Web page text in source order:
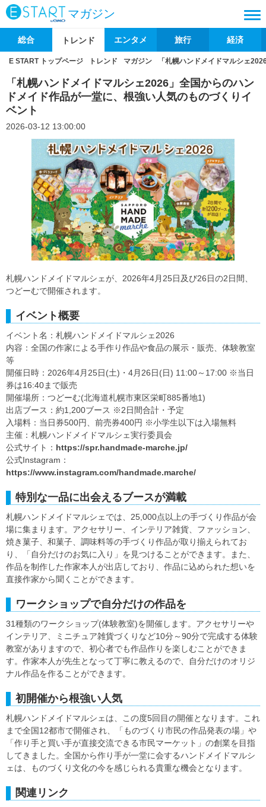
マガジン
総合 トレンド エンタメ 旅行 経済
E START トップページ トレンド マガジン 「札幌ハンドメイドマルシェ
「札幌ハンドメイドマルシェ2026」全国からのハン
ドメイド作品が一堂に、根強い人気のものづくりイ
ベント
2026-03-12 13:00:00
札幌ハンドメイドマルシェが、2026年4月25日及び26日の2日間、
つどーむで開催されます。
イベント概要
イベント名：札幌ハンドメイドマルシェ2026
内容：全国の作家による手作り作品や食品の展示・販売、体験教室
等
開催日時：2026年4月25日(土)・4月26日(日) 11:00～17:00 ※当日
券は16:40まで販売
開催場所：つどーむ(北海道札幌市東区栄町885番地1)
出店ブース：約1,200ブース ※2日間合計・予定
入場料：当日券500円、前売券400円 ※小学生以下は入場無料
主催：札幌ハンドメイドマルシェ実行委員会
公式サイト： https://spr.handmade-marche.jp/
公式Instagram：
https://www.instagram.com/handmade.marche/
特別な一品に出会えるブースが満載
札幌ハンドメイドマルシェでは、25,000点以上の手づくり作品が会
場に集まります。アクセサリー、インテリア雑貨、ファッション、
焼き菓子、和菓子、調味料等の手づくり作品が取り揃えられてお
り、「自分だけのお気に入り」を見つけることができます。また、
作品を制作した作家本人が出店しており、作品に込められた想いを
直接作家から聞くことができます。
ワークショップで自分だけの作品を
31種類のワークショップ(体験教室)を開催します。アクセサリーや
インテリア、ミニチュア雑貨づくりなど10分～90分で完成する体験
教室がありますので、初心者でも作品作りを楽しむことができま
す。作家本人が先生となって丁寧に教えるので、自分だけのオリジ
ナル作品を作ることができます。
初開催から根強い人気
札幌ハンドメイドマルシェは、この度5回目の開催となります。これ
まで全国12都市で開催され、「ものづくり市民の作品発表の場」や
「作り手と買い手が直接交流できる市民マーケット」の創業を目指
してきました。全国から作り手が一堂に会するハンドメイドマルシ
ェは、ものづくり文化の今を感じられる貴重な機会となります。
関連リンク